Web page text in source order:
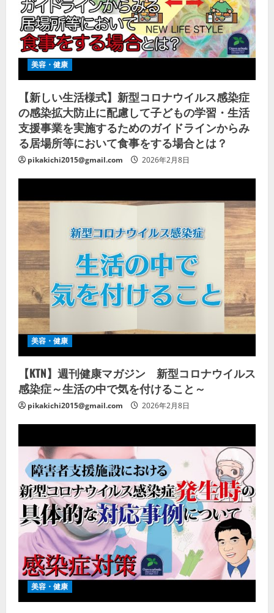
美容・健康
【新しい生活様式】新型コロナウイルス感染症
の感染拡大防止に配慮して子どもの学習・生活
支援事業を実施するためのガイドラインからみ
る居場所等において食事をする場合とは？
pikakichi2015@gmail.com 2026年2月8日
美容・健康
【KTN】週刊健康マガジン 新型コロナウイルス
感染症～生活の中で気を付けること～
pikakichi2015@gmail.com 2026年2月8日
美容・健康